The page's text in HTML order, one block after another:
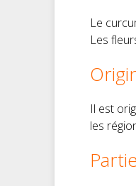
Le
Les
Il est
les